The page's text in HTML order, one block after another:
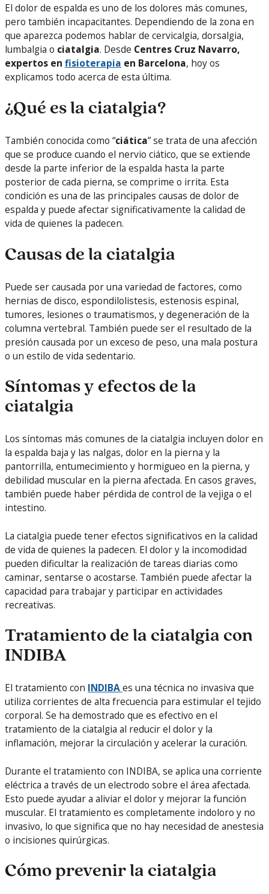
El dolor de espalda es uno de los dolores más comunes,
pero también incapacitantes. Dependiendo de la zona en
que aparezca podemos hablar de cervicalgia, dorsalgia,
lumbalgia o ciatalgia. Desde Centres Cruz Navarro,
expertos en fisioterapia en Barcelona, hoy os
explicamos todo acerca de esta última.
¿Qué es la ciatalgia?
También conocida como “ciática” se trata de una afección
que se produce cuando el nervio ciático, que se extiende
desde la parte inferior de la espalda hasta la parte
posterior de cada pierna, se comprime o irrita. Esta
condición es una de las principales causas de dolor de
espalda y puede afectar significativamente la calidad de
vida de quienes la padecen.
Causas de la ciatalgia
Puede ser causada por una variedad de factores, como
hernias de disco, espondilolistesis, estenosis espinal,
tumores, lesiones o traumatismos, y degeneración de la
columna vertebral. También puede ser el resultado de la
presión causada por un exceso de peso, una mala postura
o un estilo de vida sedentario.
Síntomas y efectos de la
ciatalgia
Los síntomas más comunes de la ciatalgia incluyen dolor en
la espalda baja y las nalgas, dolor en la pierna y la
pantorrilla, entumecimiento y hormigueo en la pierna, y
debilidad muscular en la pierna afectada. En casos graves,
también puede haber pérdida de control de la vejiga o el
intestino.
La ciatalgia puede tener efectos significativos en la calidad
de vida de quienes la padecen. El dolor y la incomodidad
pueden dificultar la realización de tareas diarias como
caminar, sentarse o acostarse. También puede afectar la
capacidad para trabajar y participar en actividades
recreativas.
Tratamiento de la ciatalgia con
INDIBA
El tratamiento con INDIBAes una técnica no invasiva que
utiliza corrientes de alta frecuencia para estimular el tejido
corporal. Se ha demostrado que es efectivo en el
tratamiento de la ciatalgia al reducir el dolor y la
inflamación, mejorar la circulación y acelerar la curación.
Durante el tratamiento con INDIBA, se aplica una corriente
eléctrica a través de un electrodo sobre el área afectada.
Esto puede ayudar a aliviar el dolor y mejorar la función
muscular. El tratamiento es completamente indoloro y no
invasivo, lo que significa que no hay necesidad de anestesia
o incisiones quirúrgicas.
Cómo prevenir la ciatalgia